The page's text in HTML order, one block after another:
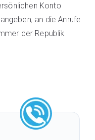
Konto
an die Anrufe
der Republik